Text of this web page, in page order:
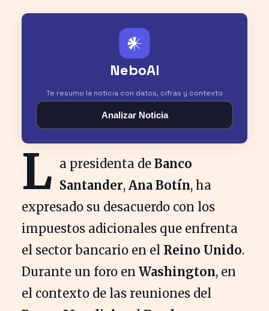
𒀭
NeboAI
Te resumo la noticia con datos, cifras y contexto
Analizar Noticia
L a presidenta de Banco
Santander, Ana Botín, ha
expresado su desacuerdo con los
impuestos adicionales que enfrenta
el sector bancario en el Reino Unido.
Durante un foro en Washington, en
el contexto de las reuniones del